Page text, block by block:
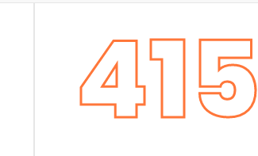
415